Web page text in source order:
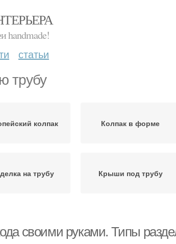
handmade!
статьи
трубу
колпак Колпак в форме
на трубу Крыши под трубу
своими руками. Типы